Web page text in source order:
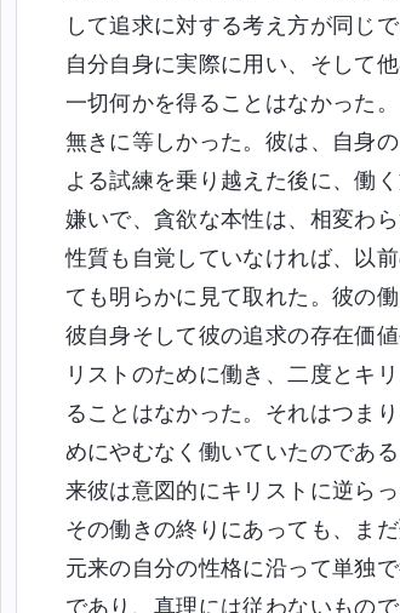
して追求に対する考え方が同じ
自分自身に実際に用い、そして
一切何かを得ることはなかった
無きに等しかった。彼は、自身
よる試練を乗り越えた後に、働
嫌いで、貪欲な本性は、相変わ
性質も自覚していなければ、以
ても明らかに見て取れた。彼の
彼自身そして彼の追求の存在価
リストのために働き、二度とキ
ることはなかった。それはつま
めにやむなく働いていたのであ
来彼は意図的にキリストに逆ら
その働きの終りにあっても、ま
元来の自分の性格に沿って単独
であり、真理には従わないもの